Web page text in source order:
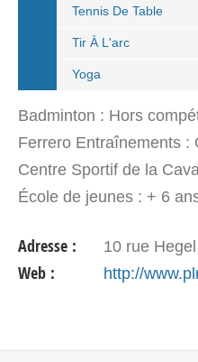
Tennis De Table
Tir À L'arc
Yoga
Badminton : Hors
Ferrero Entraînements :
Centre Sportif de la
École de jeunes : + 6
86 43…
Adresse : 10 rue
Web : http://